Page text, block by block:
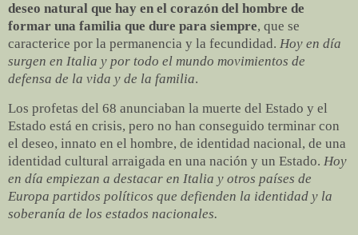
deseo natural que hay en el corazón del hombre de
formar una familia que dure para siempre, que se
caracterice por la permanencia y la fecundidad. Hoy en día
surgen en Italia y por todo el mundo movimientos de
defensa de la vida y de la familia.
Los profetas del 68 anunciaban la muerte del Estado y el
Estado está en crisis, pero no han conseguido terminar con
el deseo, innato en el hombre, de identidad nacional, de una
identidad cultural arraigada en una nación y un Estado. Hoy
en día empiezan a destacar en Italia y otros países de
Europa partidos políticos que defienden la identidad y la
soberanía de los estados nacionales.